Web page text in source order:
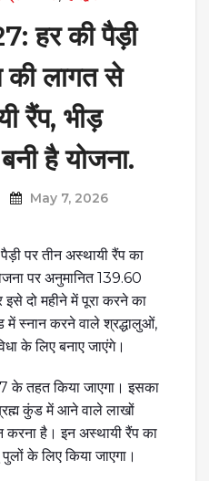
हर की पैड़ी
लागत से
रैंप, भीड़
है योजना.
May 7, 2026
पर तीन अस्थायी रैंप का
पर अनुमानित 139.60
दो महीने में पूरा करने का
में स्नान करने वाले श्रद्धालुओं,
के लिए बनाए जाएंगे।
के तहत किया जाएगा। इसका
कुंड में आने वाले लाखों
करना है। इन अस्थायी रैंप का
के लिए किया जाएगा।